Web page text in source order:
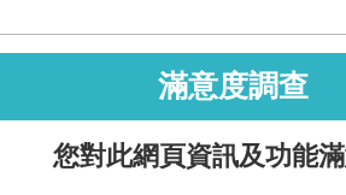
滿意度調查
您對此網頁資訊及功能